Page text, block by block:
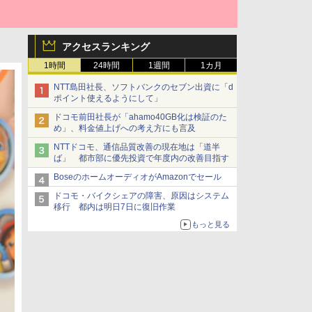
アクセスランキング
1時間 24時間 1週間 1カ月
NTT島田社長、ソフトバンクのセブン出資に「d
ポイント使えるようにして」
ドコモ前田社長が「ahamo40GB化は検証のた
め」、料金値上げへの考え方にも言及
NTTドコモ、通信品質改善の現在地は「道半
ば」 都市部に優先投資で年度内の改善目指す
BoseのホームオーディオがAmazonでセール
ドコモ・バイクシェアの障害、原因はシステム
移行 都内は明日7日に復旧作業
もっと見る